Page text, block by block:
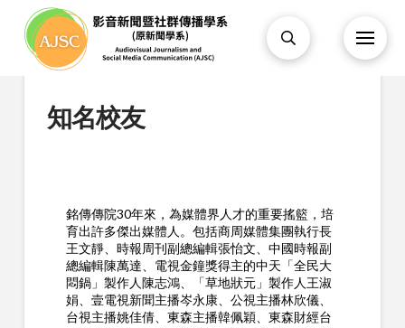
知名校友
銘傳傳院30年來，為媒體界人才的重要搖籃，培
育出許多傑出媒體人。包括商周媒體集團執行長
王文靜、時報周刊副總編輯張怡文、中國時報副
總編輯陳萬達、電視金鐘獎得主的中天「全民大
悶鍋」製作人陳志鴻、「草地狀元」製作人王淑
娟、壹電視新聞主播岑永康、公視主播林欣儀、
台視主播姚佳倩、東森主播韓佩穎、東森財經台